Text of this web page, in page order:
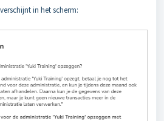
in het scherm: